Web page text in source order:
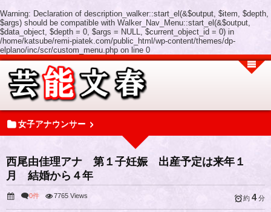
Warning: Declaration of description_walker::start_el(&$output, $item, $depth,
$args) should be compatible with Walker_Nav_Menu::start_el(&$output,
$data_object, $depth = 0, $args = NULL, $current_object_id = 0) in
/home/katsube/remi-piatek.com/public_html/wp-content/themes/dp-
elplano/inc/scr/custom_menu.php on line 0
女子アナウンサー
西尾由佳理アナ 第１子妊娠 出産予定は来年１
月 結婚から４年
0件 7765 Views 約 4分